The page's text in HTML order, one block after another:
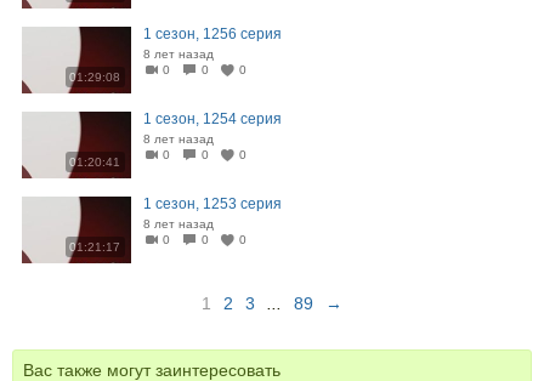
01:29:08
1 сезон, 1256 серия
8 лет назад
0
0 0
01:20:41
1 сезон, 1254 серия
8 лет назад
0
0 0
01:21:17
1 сезон, 1253 серия
8 лет назад
0
0 0
1 2 3 89 →
Вас также могут заинтересовать